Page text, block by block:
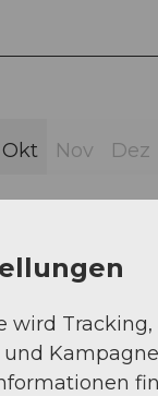
Okt Nov Dez
- Halsegg
wird